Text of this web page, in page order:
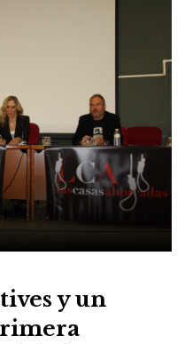
y un